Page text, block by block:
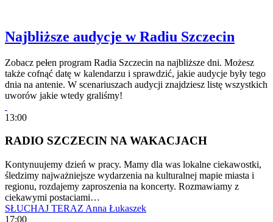
Najbliższe audycje w Radiu Szczecin
Zobacz pełen program Radia Szczecin na najbliższe dni. Możesz
także cofnąć datę w kalendarzu i sprawdzić, jakie audycje były tego
dnia na antenie. W scenariuszach audycji znajdziesz listę wszystkich
uworów jakie wtedy graliśmy!
13:00
RADIO SZCZECIN NA WAKACJACH
Kontynuujemy dzień w pracy. Mamy dla was lokalne ciekawostki,
śledzimy najważniejsze wydarzenia na kulturalnej mapie miasta i
regionu, rozdajemy zaproszenia na koncerty. Rozmawiamy z
ciekawymi postaciami…
SŁUCHAJ TERAZ Anna Łukaszek
17:00